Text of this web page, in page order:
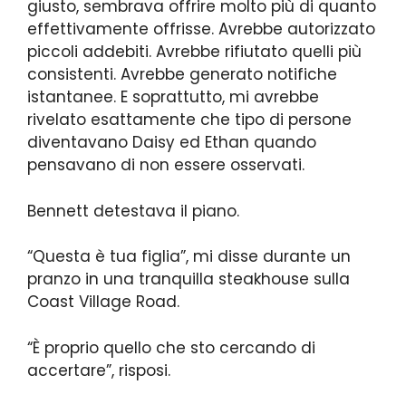
giusto, sembrava offrire molto più di quanto
effettivamente offrisse. Avrebbe autorizzato
piccoli addebiti. Avrebbe rifiutato quelli più
consistenti. Avrebbe generato notifiche
istantanee. E soprattutto, mi avrebbe
rivelato esattamente che tipo di persone
diventavano Daisy ed Ethan quando
pensavano di non essere osservati.
Bennett detestava il piano.
“Questa è tua figlia”, mi disse durante un
pranzo in una tranquilla steakhouse sulla
Coast Village Road.
“È proprio quello che sto cercando di
accertare”, risposi.